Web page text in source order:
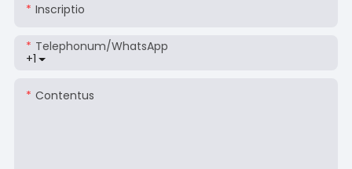
Inscriptio
+1
Telephonum/WhatsApp
Contentus